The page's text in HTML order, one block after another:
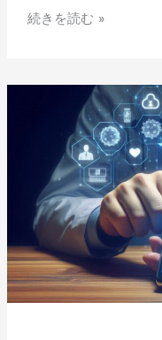
ド
続きを読む »
療
が
変
わ
る？
ス